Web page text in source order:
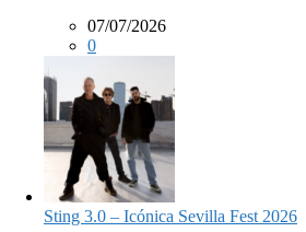
07/07/2026
0
Sting 3.0 – Icónica Sevilla Fest 2026